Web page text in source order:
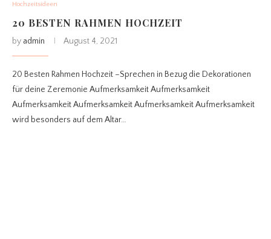
Hochzeitsideen
20 BESTEN RAHMEN HOCHZEIT
by admin August 4, 2021
20 Besten Rahmen Hochzeit –Sprechen in Bezug die Dekorationen
für deine Zeremonie Aufmerksamkeit Aufmerksamkeit
Aufmerksamkeit Aufmerksamkeit Aufmerksamkeit Aufmerksamkeit
wird besonders auf dem Altar…